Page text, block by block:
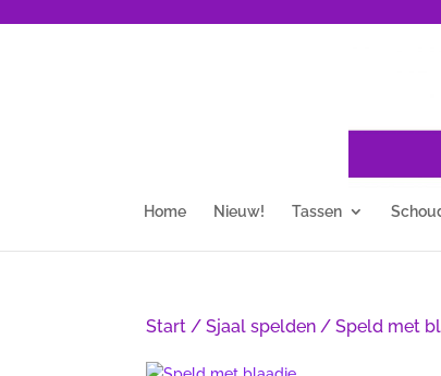
Home Nieuw! Tassen
Start /Sjaal spelden / Speld met